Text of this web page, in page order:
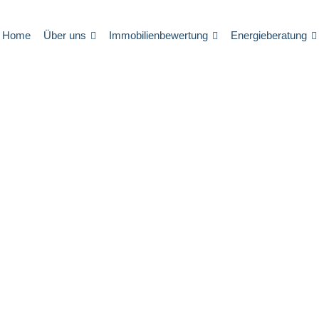
Home Über uns Immobilienbewertung Energieberatung